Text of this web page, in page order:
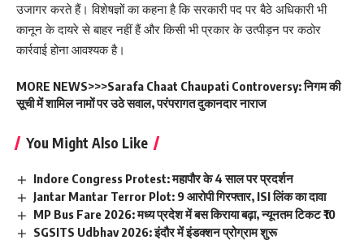
उजागर करते हैं। विशेषज्ञों का कहना है कि सरकारी पद पर बैठे अधिकारी भी
कानून के दायरे से बाहर नहीं हैं और किसी भी प्रकार के उत्पीड़न पर कठोर
कार्रवाई होना आवश्यक है।
MORE NEWS>>>Sarafa Chaat Chaupati Controversy: निगम की
सूची में शामिल नामों पर उठे सवाल, परंपरागत दुकानदार नाराज
You Might Also Like
Indore Congress Protest: महापौर के 4 साल पर प्रदर्शन
Jantar Mantar Terror Plot: 9 आरोपी गिरफ्तार, ISI लिंक का दावा
MP Bus Fare 2026: मध्य प्रदेश में बस किराया बढ़ा, न्यूनतम टिकट ₹10
SGSITS Udbhav 2026: इंदौर में इंडक्शन प्रोग्राम शुरू